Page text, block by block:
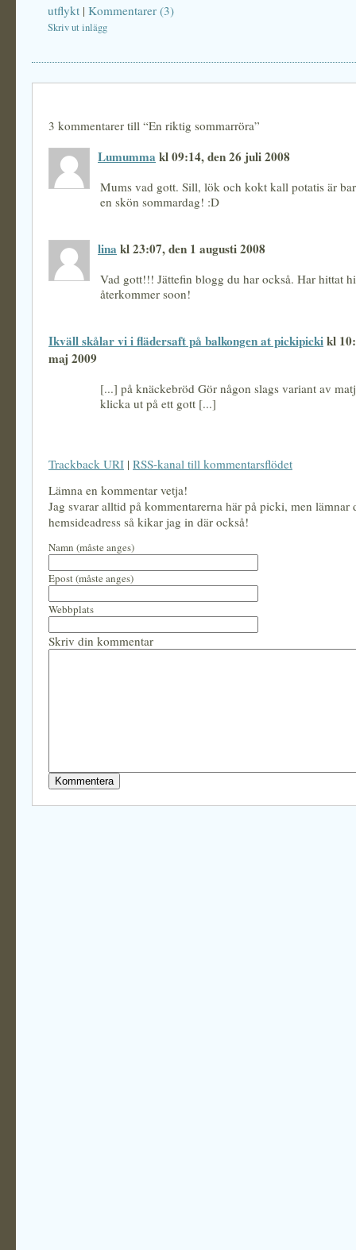
utflykt | Kommentarer (3)
Skriv ut inlägg
3 kommentarer till “En riktig sommarröra”
Lumumma kl 09:14, den 26 juli 2008
Mums vad gott. Sill, lök och kokt kall potatis är
en skön sommardag! :D
lina kl 23:07, den 1 augusti 2008
Vad gott!!! Jättefin blogg du har också. Har hittat
återkommer soon!
Ikväll skålar vi i flädersaft på balkongen at pickipickikl
maj 2009
[...] på knäckebröd Gör någon slags variant av
klicka ut på ett gott [...]
Trackback URI | RSS-kanal till kommentarsflödet
Lämna en kommentar vetja!
Jag svarar alltid på kommentarerna här på picki, men lämnar
hemsideadress så kikar jag in där också!
Namn (måste anges)
Epost (måste anges)
Webbplats
Skriv din kommentar